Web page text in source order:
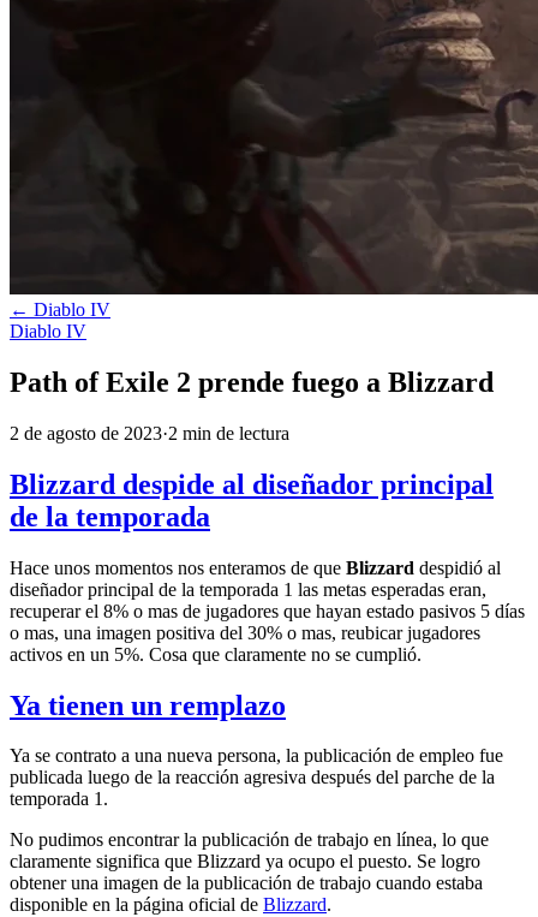
← Diablo IV
Diablo IV
Path of Exile 2 prende fuego a Blizzard
2 de agosto de 2023·2 min de lectura
Blizzard despide al diseñador principal
de la temporada
Hace unos momentos nos enteramos de que Blizzard despidió al
diseñador principal de la temporada 1 las metas esperadas eran,
recuperar el 8% o mas de jugadores que hayan estado pasivos 5 días
o mas, una imagen positiva del 30% o mas, reubicar jugadores
activos en un 5%. Cosa que claramente no se cumplió.
Ya tienen un remplazo
Ya se contrato a una nueva persona, la publicación de empleo fue
publicada luego de la reacción agresiva después del parche de la
temporada 1.
No pudimos encontrar la publicación de trabajo en línea, lo que
claramente significa que Blizzard ya ocupo el puesto. Se logro
obtener una imagen de la publicación de trabajo cuando estaba
disponible en la página oficial de Blizzard.